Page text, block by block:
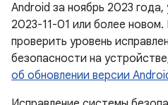
Android за ноябрь 2023 года,
2023-11-01 или более
проверить уровень
безопасности на
об обновлении версии